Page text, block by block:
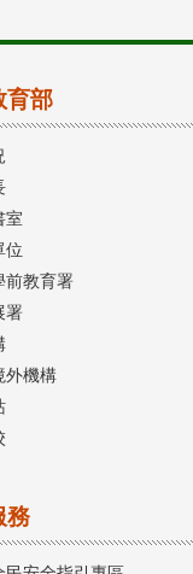
育部
室
位
前教育署
署
外機構
務